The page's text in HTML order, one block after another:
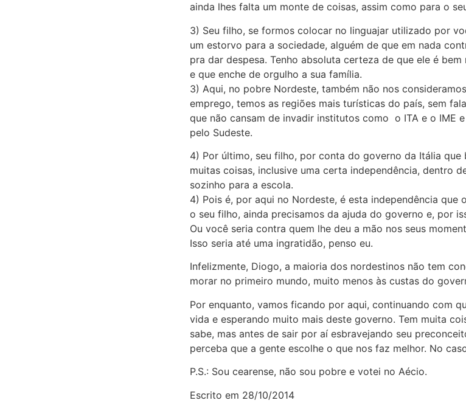
ainda lhes falta um monte de coisas, assim como para o
3) Seu filho, se formos colocar no linguajar utilizado por
um estorvo para a sociedade, alguém de que em nada
pra dar despesa. Tenho absoluta certeza de que ele é
e que enche de orgulho a sua família.
3) Aqui, no pobre Nordeste, também não nos
emprego, temos as regiões mais turísticas do país, sem
que não cansam de invadir institutos como o ITA e o IME
pelo Sudeste.
4) Por último, seu filho, por conta do governo da Itália
muitas coisas, inclusive uma certa independência, dentro
sozinho para a escola.
4) Pois é, por aqui no Nordeste, é esta independência que
o seu filho, ainda precisamos da ajuda do governo e, por
Ou você seria contra quem lhe deu a mão nos seus
Isso seria até uma ingratidão, penso eu.
Infelizmente, Diogo, a maioria dos nordestinos não tem
morar no primeiro mundo, muito menos às custas do
Por enquanto, vamos ficando por aqui, continuando com
vida e esperando muito mais deste governo. Tem muita
sabe, mas antes de sair por aí esbravejando seu
perceba que a gente escolhe o que nos faz melhor. No
P.S.: Sou cearense, não sou pobre e votei no Aécio.
Escrito em 28/10/2014